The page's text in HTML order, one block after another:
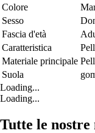
Colore
Sesso
Fascia d'età
Caratteristica
Materiale principale
Suola
Loading...
Loading...
Tutte le nostre